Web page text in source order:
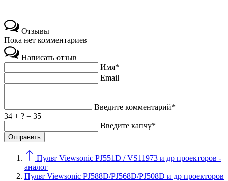
Отзывы
Пока нет комментариев
Написать отзыв
Имя*
Email
Введите комментарий*
34 + ? = 35
Введите капчу*
Пульт Viewsonic PJ551D / VS11973 и др проекторов -
аналог
Пульт Viewsonic PJ588D/PJ568D/PJ508D и др проекторов